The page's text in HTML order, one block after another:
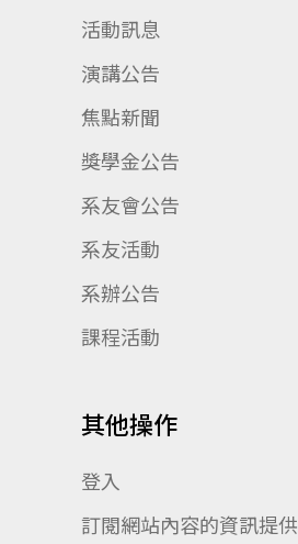
活動訊息
演講公告
焦點新聞
獎學金公告
系友會公告
系友活動
系辦公告
課程活動
其他操作
登入
訂閱網站內容的資訊提供